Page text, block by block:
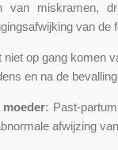
van miskramen,
van de
niet op gang komen
en na de
: Past-
afwijzing